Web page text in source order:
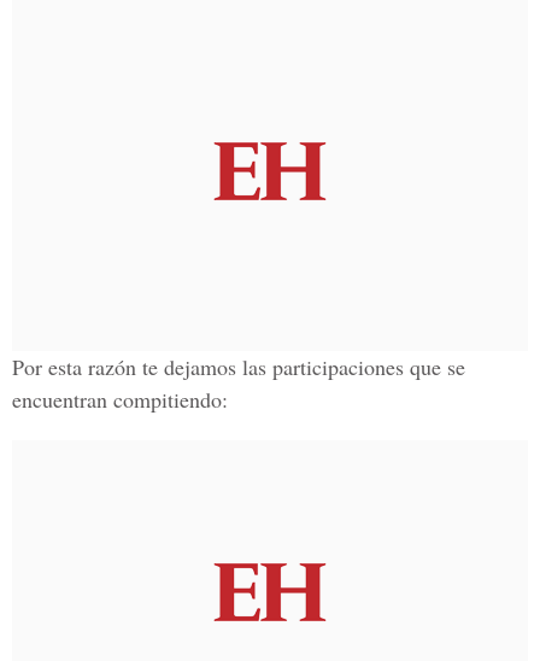
Por esta razón te dejamos las participaciones que se
encuentran compitiendo: